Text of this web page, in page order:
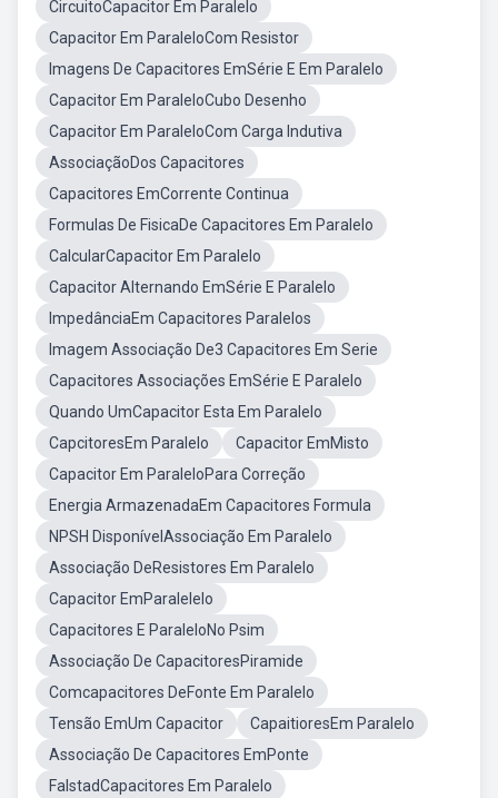
CircuitoCapacitor Em Paralelo
Capacitor Em ParaleloCom Resistor
Imagens De Capacitores EmSérie E Em Paralelo
Capacitor Em ParaleloCubo Desenho
Capacitor Em ParaleloCom Carga Indutiva
AssociaçãoDos Capacitores
Capacitores EmCorrente Continua
Formulas De FisicaDe Capacitores Em Paralelo
CalcularCapacitor Em Paralelo
Capacitor Alternando EmSérie E Paralelo
ImpedânciaEm Capacitores Paralelos
Imagem Associação De3 Capacitores Em Serie
Capacitores Associações EmSérie E Paralelo
Quando UmCapacitor Esta Em Paralelo
CapcitoresEm Paralelo
Capacitor EmMisto
Capacitor Em ParaleloPara Correção
Energia ArmazenadaEm Capacitores Formula
NPSH DisponívelAssociação Em Paralelo
Associação DeResistores Em Paralelo
Capacitor EmParalelelo
Capacitores E ParaleloNo Psim
Associação De CapacitoresPiramide
Comcapacitores DeFonte Em Paralelo
Tensão EmUm Capacitor
CapaitioresEm Paralelo
Associação De Capacitores EmPonte
FalstadCapacitores Em Paralelo